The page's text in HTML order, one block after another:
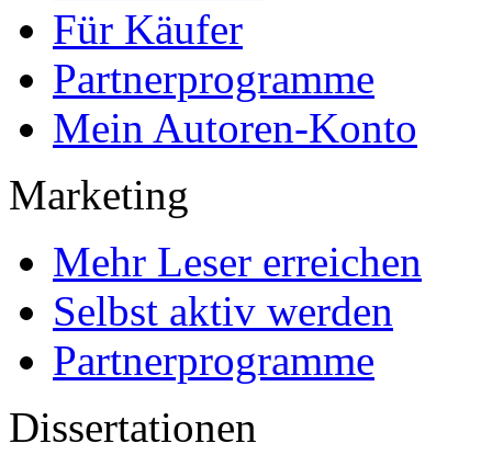
Für Käufer
Partnerprogramme
Mein Autoren-Konto
Marketing
Mehr Leser erreichen
Selbst aktiv werden
Partnerprogramme
Dissertationen